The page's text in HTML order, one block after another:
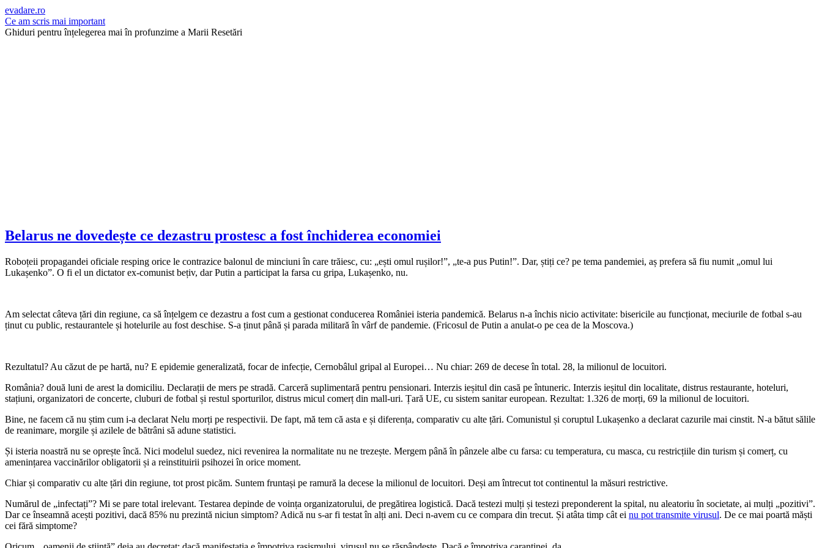
evadare.ro
Ce am scris mai important
Ghiduri pentru înțelegerea mai în profunzime a Marii Resetări
Belarus ne dovedește ce dezastru prostesc a fost închiderea economiei
Roboțeii propagandei oficiale resping orice le contrazice balonul de minciuni în care trăiesc, cu: „ești omul rușilor!”, „te-a pus Putin!”. Dar, știți ce? pe tema pandemiei, aș prefera să fiu numit „omul lui
Lukașenko”. O fi el un dictator ex-comunist bețiv, dar Putin a participat la farsa cu gripa, Lukașenko, nu.
Am selectat câteva țări din regiune, ca să înțelgem ce dezastru a fost cum a gestionat conducerea României isteria pandemică. Belarus n-a închis nicio activitate: bisericile au funcționat, meciurile de fotbal s-au
ținut cu public, restaurantele și hotelurile au fost deschise. S-a ținut până și parada militară în vârf de pandemie. (Fricosul de Putin a anulat-o pe cea de la Moscova.)
Rezultatul? Au căzut de pe hartă, nu? E epidemie generalizată, focar de infecție, Cernobâlul gripal al Europei… Nu chiar: 269 de decese în total. 28, la milionul de locuitori.
România? două luni de arest la domiciliu. Declarații de mers pe stradă. Carceră suplimentară pentru pensionari. Interzis ieșitul din casă pe întuneric. Interzis ieșitul din localitate, distrus restaurante, hoteluri,
stațiuni, organizatori de concerte, cluburi de fotbal și restul sporturilor, distrus micul comerț din mall-uri. Țară UE, cu sistem sanitar european. Rezultat: 1.326 de morți, 69 la milionul de locuitori.
Bine, ne facem că nu știm cum i-a declarat Nelu morți pe respectivii. De fapt, mă tem că asta e și diferența, comparativ cu alte țări. Comunistul și coruptul Lukașenko a declarat cazurile mai cinstit. N-a bătut sălile
de reanimare, morgile și azilele de bătrâni să adune statistici.
Și isteria noastră nu se oprește încă. Nici modelul suedez, nici revenirea la normalitate nu ne trezește. Mergem până în pânzele albe cu farsa: cu temperatura, cu masca, cu restricțiile din turism și comerț, cu
amenințarea vaccinărilor obligatorii și a reinstituirii psihozei în orice moment.
Chiar și comparativ cu alte țări din regiune, tot prost picăm. Suntem fruntași pe ramură la decese la milionul de locuitori. Deși am întrecut tot continentul la măsuri restrictive.
Numărul de „infectați”? Mi se pare total irelevant. Testarea depinde de voința organizatorului, de pregătirea logistică. Dacă testezi mulți și testezi preponderent la spital, nu aleatoriu în societate, ai mulți „pozitivi”.
Dar ce înseamnă acești pozitivi, dacă 85% nu prezintă niciun simptom? Adică nu s-ar fi testat în alți ani. Deci n-avem cu ce compara din trecut. Și atâta timp cât ei nu pot transmite virusul. De ce mai poartă măști
cei fără simptome?